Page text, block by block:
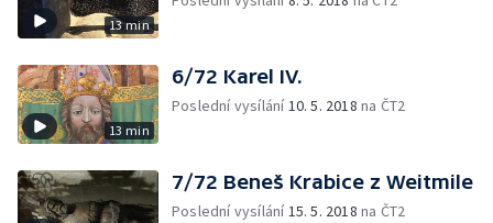
13 min
13 min
6/72 Karel IV.
Poslední vysílání10. 5. 2018 na ČT2
7/72 Beneš Krabice z Weitmile
Poslední vysílání15. 5. 2018 na ČT2